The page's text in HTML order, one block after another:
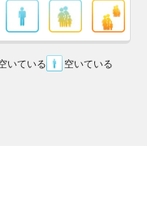
いている
空いている